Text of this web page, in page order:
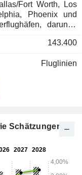
Fort Worth, Los
Phoenix und
darunter
und Fracht
externen
bietet eine breite
mit
seine regionalen
betreiben. Zu
Inc. und Piedmont
143.400
Fluglinien
Schätzungen